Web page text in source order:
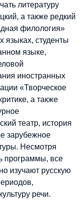
литературу
а также редкий
филология»
языках, студенты
языке,
иностранных
«Творческое
а также
театр, история
зарубежное
Несмотря
программы, все
изучают русскую
речи.